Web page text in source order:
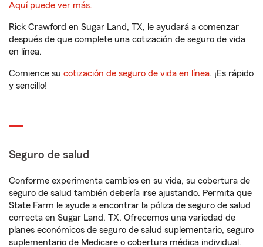
Aquí puede ver más.
Rick Crawford en Sugar Land, TX, le ayudará a comenzar
después de que complete una cotización de seguro de vida
en línea.
Comience su cotización de seguro de vida en línea. ¡Es rápido
y sencillo!
Seguro de salud
Conforme experimenta cambios en su vida, su cobertura de
seguro de salud también debería irse ajustando. Permita que
State Farm le ayude a encontrar la póliza de seguro de salud
correcta en Sugar Land, TX. Ofrecemos una variedad de
planes económicos de seguro de salud suplementario, seguro
suplementario de Medicare o cobertura médica individual.